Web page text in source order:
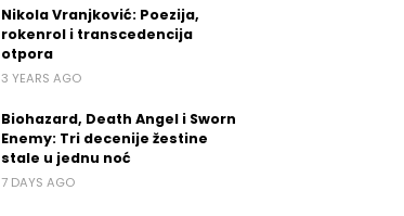
Nikola Vranjković: Poezija,
rokenrol i transcedencija
otpora
3 YEARS AGO
Biohazard, Death Angel i Sworn
Enemy: Tri decenije žestine
stale u jednu noć
7 DAYS AGO